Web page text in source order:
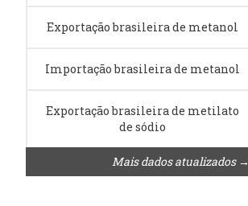
Exportação brasileira de metanol
Importação brasileira de metanol
Exportação brasileira de metilato
de sódio
Mais dados atualizados →